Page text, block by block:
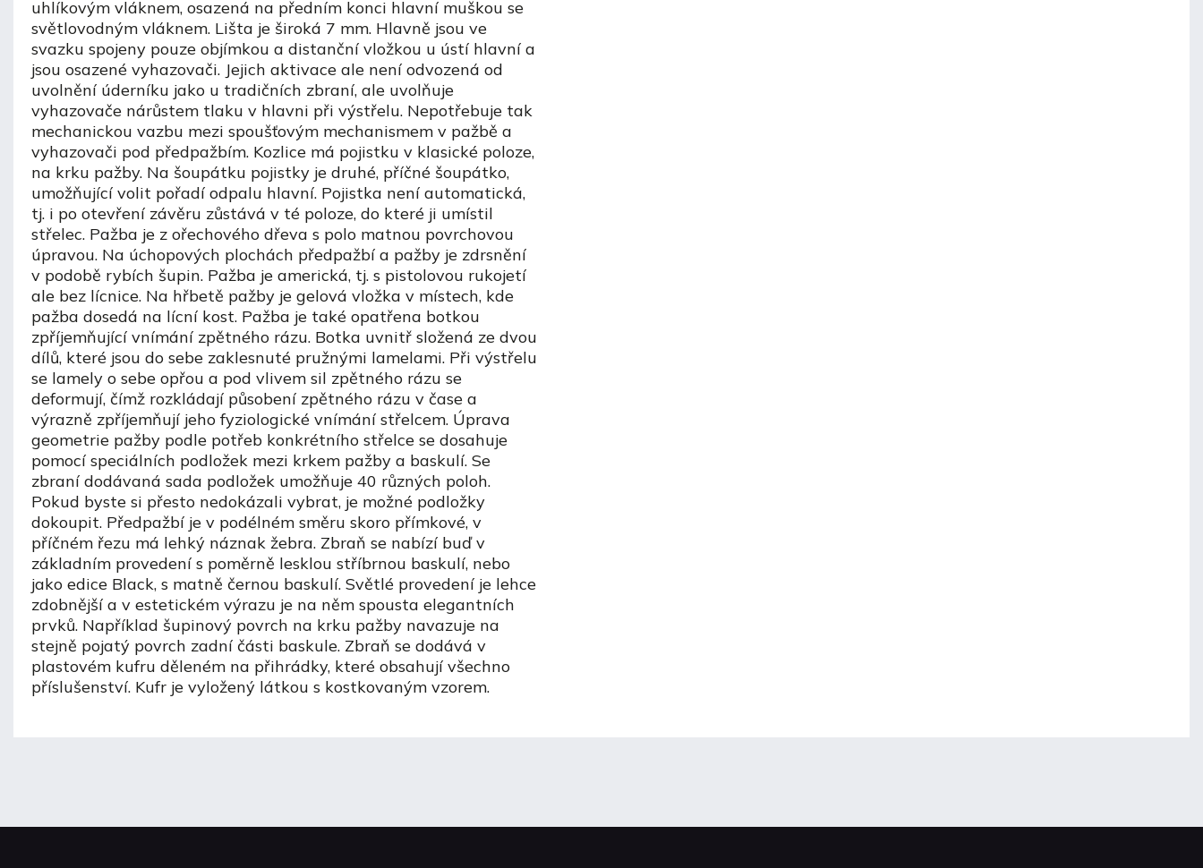
uhlíkovým vláknem, osazená na předním konci hlavní muškou se
světlovodným vláknem. Lišta je široká 7 mm. Hlavně jsou ve
svazku spojeny pouze objímkou a distanční vložkou u ústí hlavní a
jsou osazené vyhazovači. Jejich aktivace ale není odvozená od
uvolnění úderníku jako u tradičních zbraní, ale uvolňuje
vyhazovače nárůstem tlaku v hlavni při výstřelu. Nepotřebuje tak
mechanickou vazbu mezi spoušťovým mechanismem v pažbě a
vyhazovači pod předpažbím. Kozlice má pojistku v klasické poloze,
na krku pažby. Na šoupátku pojistky je druhé, příčné šoupátko,
umožňující volit pořadí odpalu hlavní. Pojistka není automatická,
tj. i po otevření závěru zůstává v té poloze, do které ji umístil
střelec. Pažba je z ořechového dřeva s polo matnou povrchovou
úpravou. Na úchopových plochách předpažbí a pažby je zdrsnění
v podobě rybích šupin. Pažba je americká, tj. s pistolovou rukojetí
ale bez lícnice. Na hřbetě pažby je gelová vložka v místech, kde
pažba dosedá na lícní kost. Pažba je také opatřena botkou
zpříjemňující vnímání zpětného rázu. Botka uvnitř složená ze dvou
dílů, které jsou do sebe zaklesnuté pružnými lamelami. Při výstřelu
se lamely o sebe opřou a pod vlivem sil zpětného rázu se
deformují, čímž rozkládají působení zpětného rázu v čase a
výrazně zpříjemňují jeho fyziologické vnímání střelcem. Úprava
geometrie pažby podle potřeb konkrétního střelce se dosahuje
pomocí speciálních podložek mezi krkem pažby a baskulí. Se
zbraní dodávaná sada podložek umožňuje 40 různých poloh.
Pokud byste si přesto nedokázali vybrat, je možné podložky
dokoupit. Předpažbí je v podélném směru skoro přímkové, v
příčném řezu má lehký náznak žebra. Zbraň se nabízí buď v
základním provedení s poměrně lesklou stříbrnou baskulí, nebo
jako edice Black, s matně černou baskulí. Světlé provedení je lehce
zdobnější a v estetickém výrazu je na něm spousta elegantních
prvků. Například šupinový povrch na krku pažby navazuje na
stejně pojatý povrch zadní části baskule. Zbraň se dodává v
plastovém kufru děleném na přihrádky, které obsahují všechno
příslušenství. Kufr je vyložený látkou s kostkovaným vzorem.